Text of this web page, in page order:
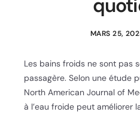
MARS 25,
Les bains froids ne sont pas
passagère. Selon une étude
North American Journal of
à l’eau froide peut améliorer